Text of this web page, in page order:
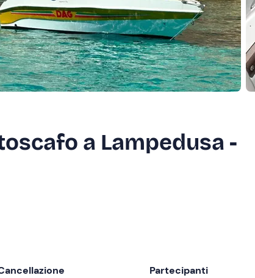
a Lampedusa -
Partecipanti